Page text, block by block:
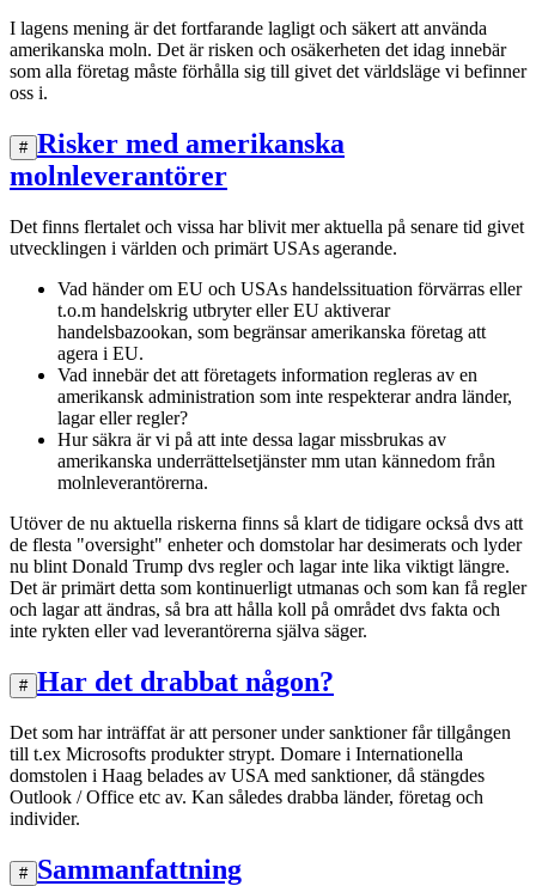
I lagens mening är det fortfarande lagligt och säkert att använda
amerikanska moln. Det är risken och osäkerheten det idag innebär
som alla företag måste förhålla sig till givet det världsläge vi befinner
oss i.
# Risker med amerikanska
molnleverantörer
Det finns flertalet och vissa har blivit mer aktuella på senare tid givet
utvecklingen i världen och primärt USAs agerande.
Vad händer om EU och USAs handelssituation förvärras eller
t.o.m handelskrig utbryter eller EU aktiverar
handelsbazookan, som begränsar amerikanska företag att
agera i EU.
Vad innebär det att företagets information regleras av en
amerikansk administration som inte respekterar andra länder,
lagar eller regler?
Hur säkra är vi på att inte dessa lagar missbrukas av
amerikanska underrättelsetjänster mm utan kännedom från
molnleverantörerna.
Utöver de nu aktuella riskerna finns så klart de tidigare också dvs att
de flesta "oversight" enheter och domstolar har desimerats och lyder
nu blint Donald Trump dvs regler och lagar inte lika viktigt längre.
Det är primärt detta som kontinuerligt utmanas och som kan få regler
och lagar att ändras, så bra att hålla koll på området dvs fakta och
inte rykten eller vad leverantörerna själva säger.
# Har det drabbat någon?
Det som har inträffat är att personer under sanktioner får tillgången
till t.ex Microsofts produkter strypt. Domare i Internationella
domstolen i Haag belades av USA med sanktioner, då stängdes
Outlook / Office etc av. Kan således drabba länder, företag och
individer.
# Sammanfattning